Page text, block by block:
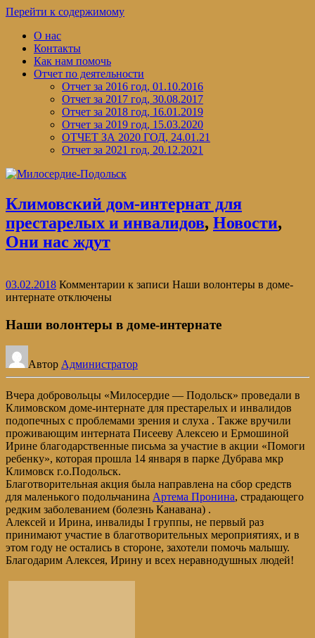
Перейти к содержимому
О нас
Контакты
Как нам помочь
Отчет по деятельности
Отчет за 2016 год, 01.10.2016
Отчет за 2017 год, 30.08.2017
Отчет за 2018 год, 16.01.2019
Отчет за 2019 год, 15.03.2020
ОТЧЕТ ЗА 2020 ГОД, 24.01.21
Отчет за 2021 год, 20.12.2021
Климовский дом-интернат для
престарелых и инвалидов, Новости,
Они нас ждут
03.02.2018 Комментарии к записи Наши волонтеры в доме-
интернате отключены
Наши волонтеры в доме-интернате
Автор Администратор
Вчера добровольцы «Милосердие — Подольск» проведали в
Климовском доме-интернате для престарелых и инвалидов
подопечных с проблемами зрения и слуха . Также вручили
проживающим интерната Писееву Алексею и Ермошиной
Ирине благодарственные письма за участие в акции «Помоги
ребенку», которая прошла 14 января в парке Дубрава мкр
Климовск г.о.Подольск.
Благотворительная акция была направлена на сбор средств
для маленького подольчанина Артема Пронина, страдающего
редким заболеванием (болезнь Канавана) .
Алексей и Ирина, инвалиды I группы, не первый раз
принимают участие в благотворительных мероприятиях, и в
этом году не остались в стороне, захотели помочь малышу.
Благодарим Алексея, Ирину и всех неравнодушных людей!